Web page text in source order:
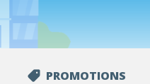
PROMOTIONS